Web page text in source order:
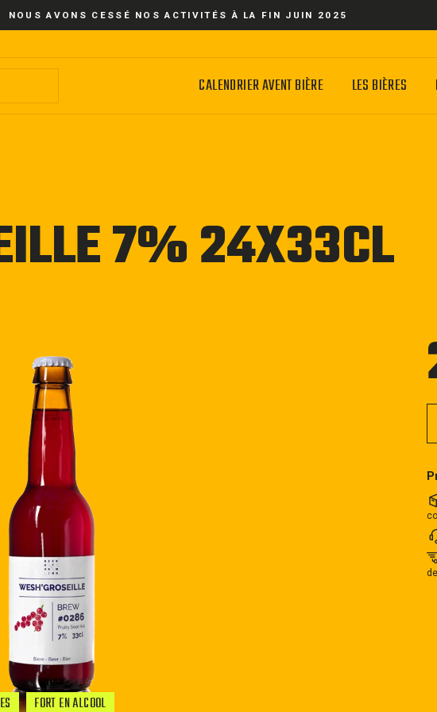
NOUS AVONS CESSÉ NOS ACTIVITÉS À LA FIN JUIN 2025
CALENDRIER AVENT BIÈRE LES BIÈRES
7% 24X33CL
FORT EN ALCOOL